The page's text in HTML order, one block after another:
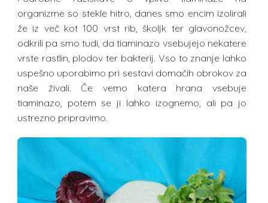
organizme so stekle hitro, danes smo encim izolirali
že iz več kot 100 vrst rib, školjk ter glavonožcev,
odkrili pa smo tudi, da tiaminazo vsebujejo nekatere
vrste rastlin, plodov ter bakterij. Vso to znanje lahko
uspešno uporabimo pri sestavi domačih obrokov za
naše živali. Če vemo katera hrana vsebuje
tiaminazo, potem se ji lahko izognemo, ali pa jo
ustrezno pripravimo.